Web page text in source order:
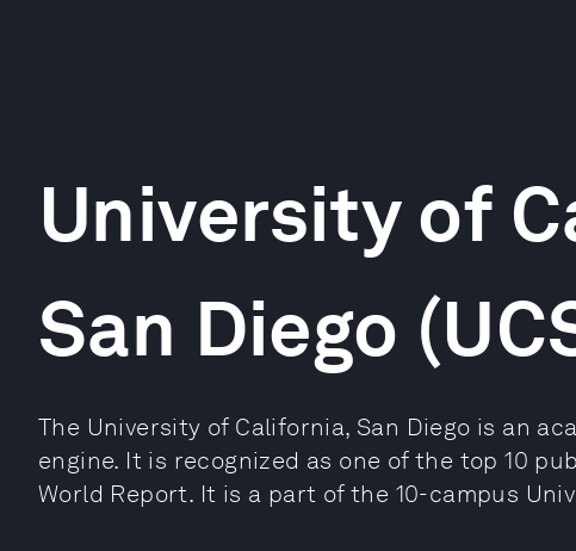
University of
San Diego
The University of California, San Diego is an
engine. It is recognized as one of the top 10
World Report. It is a part of the 10-campus